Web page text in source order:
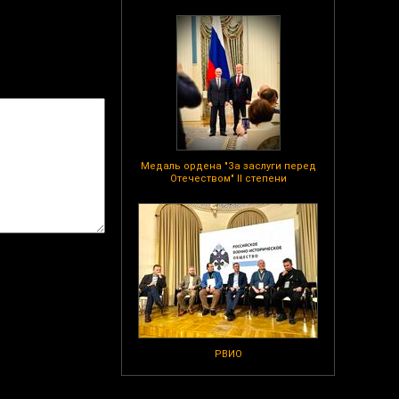
Медаль ордена "За заслуги перед
Отечеством" II степени
РВИО